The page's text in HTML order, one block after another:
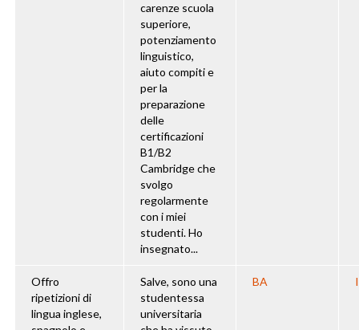
carenze scuola
superiore,
potenziamento
linguistico,
aiuto compiti e
per la
preparazione
delle
certificazioni
B1/B2
Cambridge che
svolgo
regolarmente
con i miei
studenti. Ho
insegnato...
Offro
ripetizioni di
lingua inglese,
Salve, sono una
studentessa
universitaria
BA